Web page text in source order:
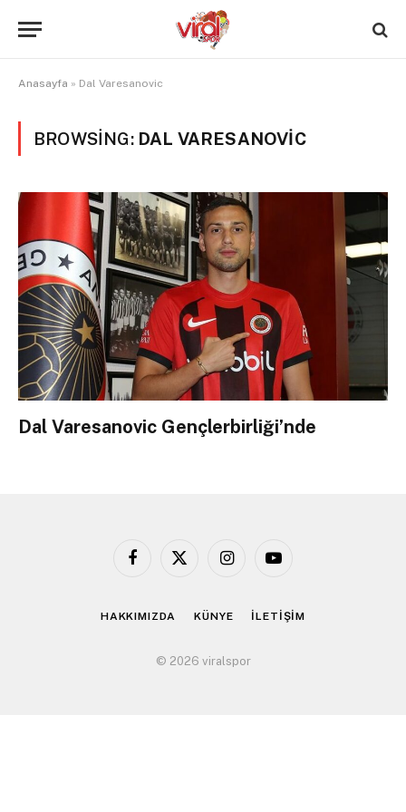
Anasayfa » Dal Varesanovic
BROWSING: DAL VARESANOVIC
Dal Varesanovic Gençlerbirliği’nde
Facebook
X
InstagramYouTube
HAKKIMIZDA KÜNYE İLETİŞİM
© 2026 viralspor